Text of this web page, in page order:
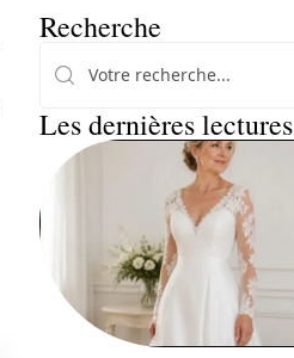
Recherche
Les dernières lectures